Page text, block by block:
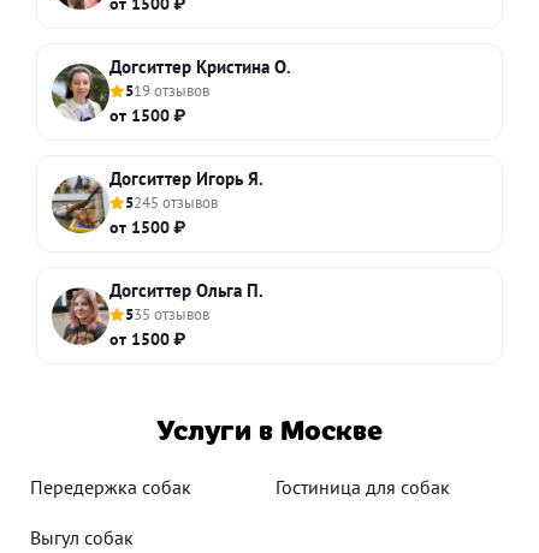
Догситтер Кристина О.
519 отзывов
от 1500 ₽
Догситтер Игорь Я.
5245 отзывов
от 1500 ₽
Догситтер Ольга П.
535 отзывов
от 1500 ₽
Услуги в Москве
Передержка собак Гостиница для собак
Выгул собак